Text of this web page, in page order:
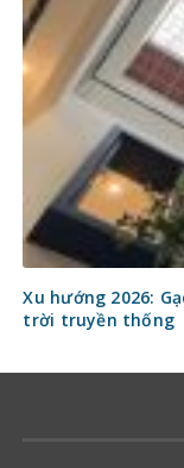
Xu hướng 2026:
trời truyền thống